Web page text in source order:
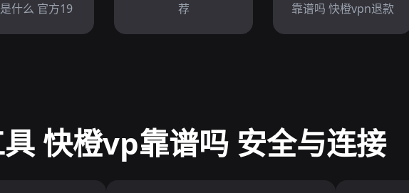
什么 官方19
荐
靠谱吗 快橙vpn退款
快橙vp靠谱吗 安全与连接